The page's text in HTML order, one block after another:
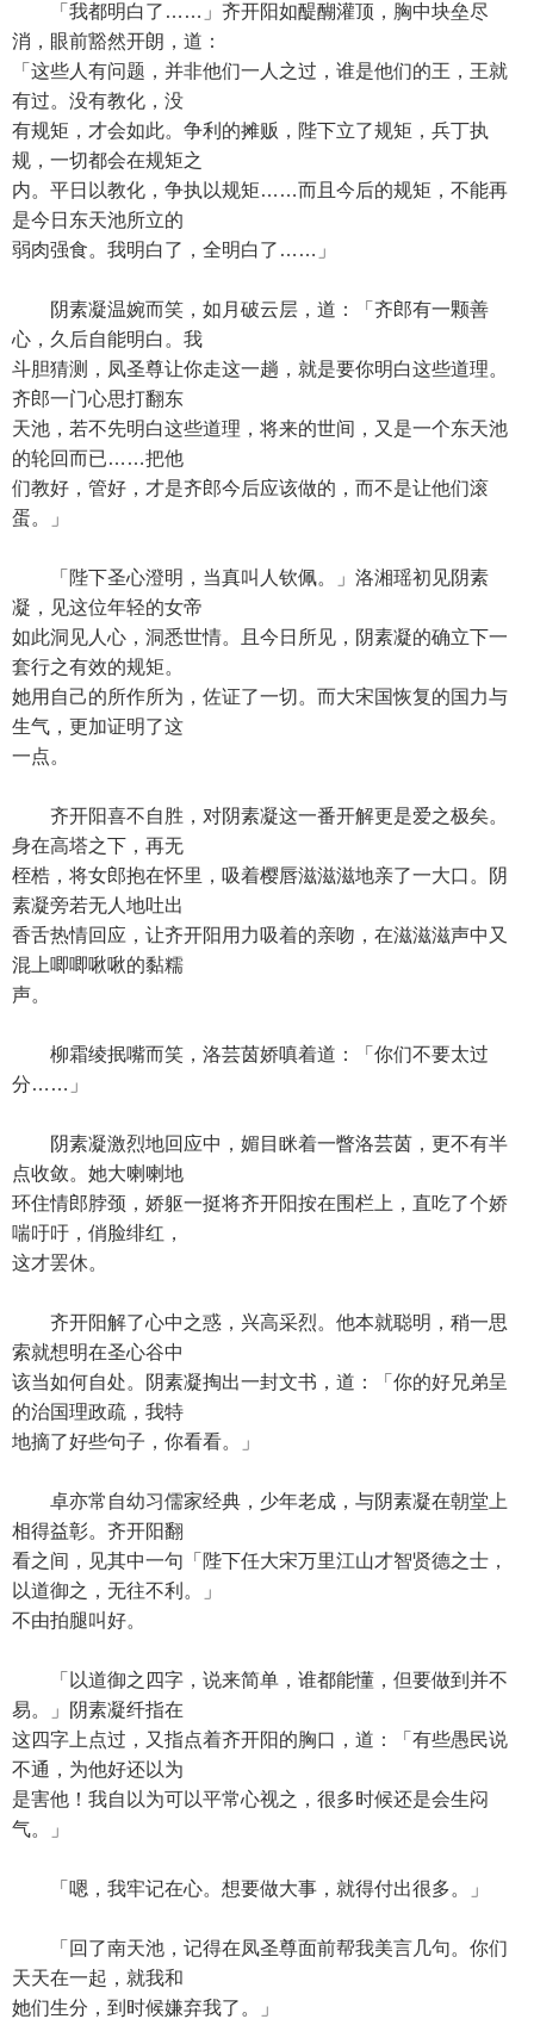
「我都明白了……」齐开阳如醍醐灌顶，胸中块垒尽
消，眼前豁然开朗，道：
「这些人有问题，并非他们一人之过，谁是他们的王，王就
有过。没有教化，没
有规矩，才会如此。争利的摊贩，陛下立了规矩，兵丁执
规，一切都会在规矩之
内。平日以教化，争执以规矩……而且今后的规矩，不能再
是今日东天池所立的
弱肉强食。我明白了，全明白了……」
阴素凝温婉而笑，如月破云层，道：「齐郎有一颗善
心，久后自能明白。我
斗胆猜测，凤圣尊让你走这一趟，就是要你明白这些道理。
齐郎一门心思打翻东
天池，若不先明白这些道理，将来的世间，又是一个东天池
的轮回而已……把他
们教好，管好，才是齐郎今后应该做的，而不是让他们滚
蛋。」
「陛下圣心澄明，当真叫人钦佩。」洛湘瑶初见阴素
凝，见这位年轻的女帝
如此洞见人心，洞悉世情。且今日所见，阴素凝的确立下一
套行之有效的规矩。
她用自己的所作所为，佐证了一切。而大宋国恢复的国力与
生气，更加证明了这
一点。
齐开阳喜不自胜，对阴素凝这一番开解更是爱之极矣。
身在高塔之下，再无
桎梏，将女郎抱在怀里，吸着樱唇滋滋滋地亲了一大口。阴
素凝旁若无人地吐出
香舌热情回应，让齐开阳用力吸着的亲吻，在滋滋滋声中又
混上唧唧啾啾的黏糯
声。
柳霜绫抿嘴而笑，洛芸茵娇嗔着道：「你们不要太过
分……」
阴素凝激烈地回应中，媚目眯着一瞥洛芸茵，更不有半
点收敛。她大喇喇地
环住情郎脖颈，娇躯一挺将齐开阳按在围栏上，直吃了个娇
喘吁吁，俏脸绯红，
这才罢休。
齐开阳解了心中之惑，兴高采烈。他本就聪明，稍一思
索就想明在圣心谷中
该当如何自处。阴素凝掏出一封文书，道：「你的好兄弟呈
的治国理政疏，我特
地摘了好些句子，你看看。」
卓亦常自幼习儒家经典，少年老成，与阴素凝在朝堂上
相得益彰。齐开阳翻
看之间，见其中一句「陛下任大宋万里江山才智贤德之士，
以道御之，无往不利。」
不由拍腿叫好。
「以道御之四字，说来简单，谁都能懂，但要做到并不
易。」阴素凝纤指在
这四字上点过，又指点着齐开阳的胸口，道：「有些愚民说
不通，为他好还以为
是害他！我自以为可以平常心视之，很多时候还是会生闷
气。」
「嗯，我牢记在心。想要做大事，就得付出很多。」
「回了南天池，记得在凤圣尊面前帮我美言几句。你们
天天在一起，就我和
她们生分，到时候嫌弃我了。」